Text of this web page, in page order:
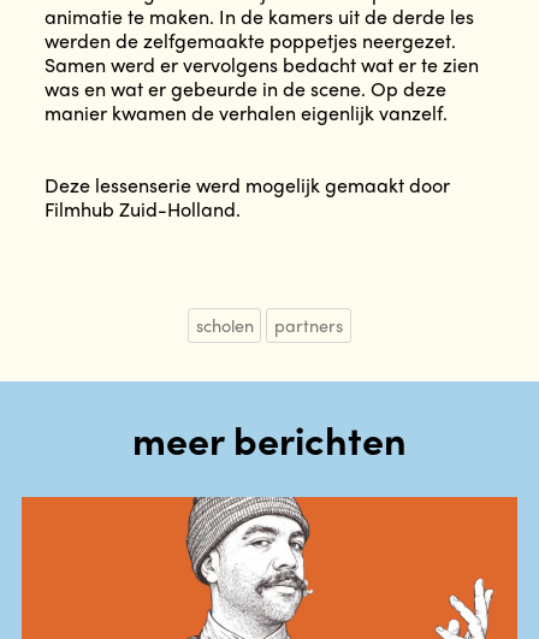
animatie te maken. In de kamers uit de derde les
werden de zelfgemaakte poppetjes neergezet.
Samen werd er vervolgens bedacht wat er te zien
was en wat er gebeurde in de scene. Op deze
manier kwamen de verhalen eigenlijk vanzelf.
Deze lessenserie werd mogelijk gemaakt door
Filmhub Zuid-Holland.
scholen partners
meer berichten